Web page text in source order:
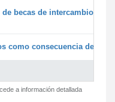
becas de intercambio
como consecuencia de un
a información detallada